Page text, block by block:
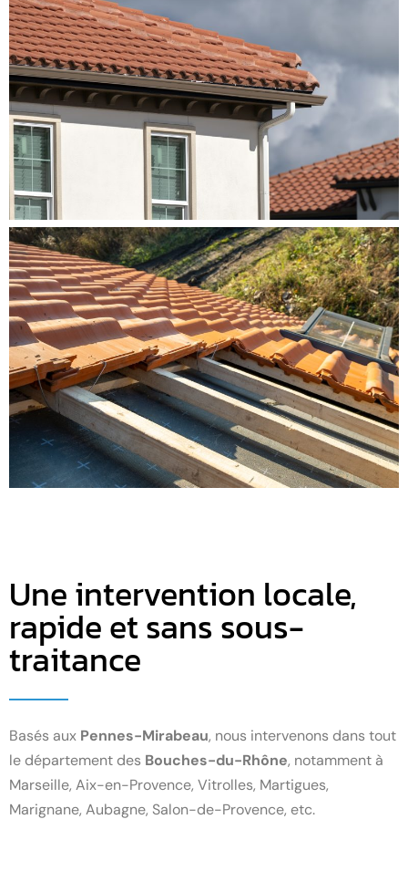
Une intervention locale,
rapide et sans sous-
traitance
Basés aux Pennes-Mirabeau, nous intervenons dans tout
le département des Bouches-du-Rhône, notamment à
Marseille, Aix-en-Provence, Vitrolles, Martigues,
Marignane, Aubagne, Salon-de-Provence, etc.